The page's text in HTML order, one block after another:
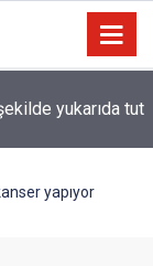
yukarıda tut
yapıyor